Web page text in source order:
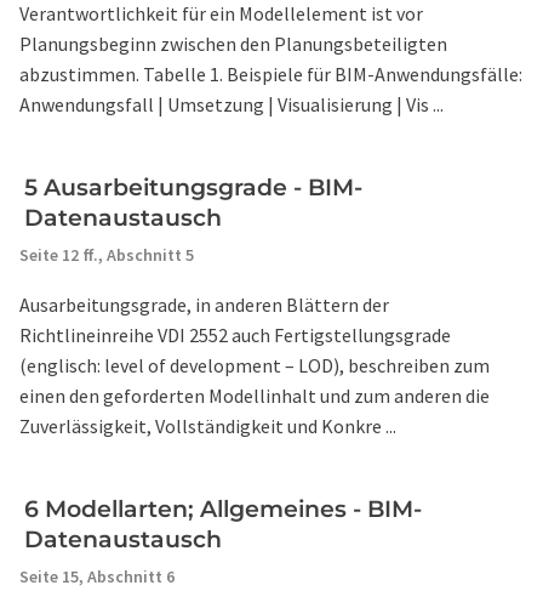
Verantwortlichkeit für ein Modellelement ist vor
Planungsbeginn zwischen den Planungsbeteiligten
abzustimmen. Tabelle 1. Beispiele für BIM-Anwendungsfälle:
Anwendungsfall | Umsetzung | Visualisierung | Vis ...
5 Ausarbeitungsgrade - BIM-
Datenaustausch
Seite 12 ff., Abschnitt 5
Ausarbeitungsgrade, in anderen Blättern der
Richtlineinreihe VDI 2552 auch Fertigstellungsgrade
(englisch: level of development – LOD), beschreiben zum
einen den geforderten Modellinhalt und zum anderen die
Zuverlässigkeit, Vollständigkeit und Konkre ...
6 Modellarten; Allgemeines - BIM-
Datenaustausch
Seite 15, Abschnitt 6